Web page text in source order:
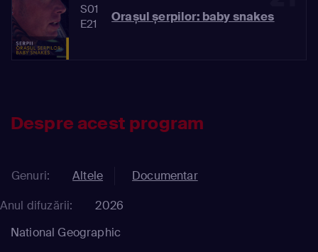
S01
E21
Orașul șerpilor: baby snakes
Despre acest program
Genuri: Altele
Documentar
Anul difuzării:
2026
National Geographic